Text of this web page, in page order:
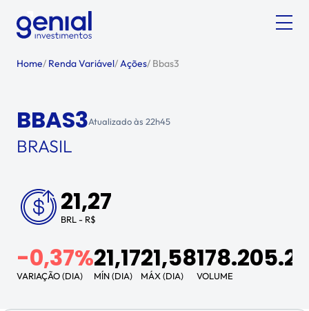
Home/ Renda Variável/Ações/ Bbas3
BBAS3Atualizado às 22h45
BRASIL
21,27
BRL - R$
-0,37%
VARIAÇÃO (DIA)
21,17
MÍN (DIA)
21,58
MÁX (DIA) VOLUME